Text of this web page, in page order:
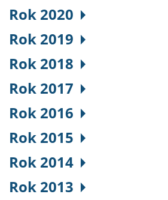
Rok 2020
Rok 2019
Rok 2018
Rok 2017
Rok 2016
Rok 2015
Rok 2014
Rok 2013